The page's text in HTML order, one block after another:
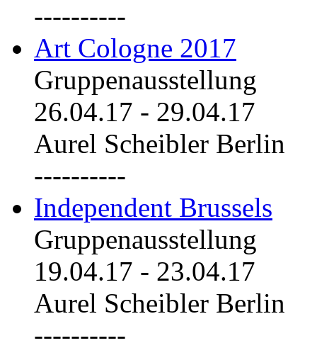
----------
Art Cologne 2017
Gruppenausstellung
26.04.17 - 29.04.17
Aurel Scheibler Berlin
----------
Independent Brussels
Gruppenausstellung
19.04.17 - 23.04.17
Aurel Scheibler Berlin
----------